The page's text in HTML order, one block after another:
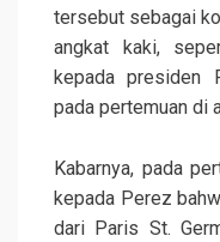
tersebut sebagai
angkat kaki,
kepada presiden
pada pertemuan di
Kabarnya, pada
kepada Perez
dari Paris St.